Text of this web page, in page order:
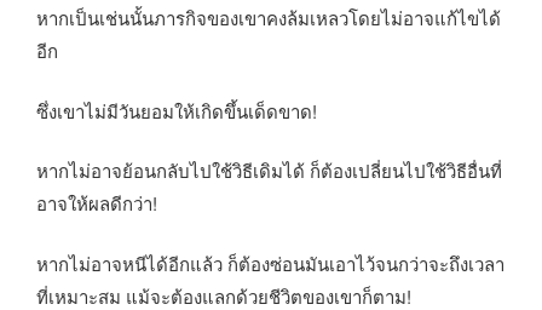
หากเป็นเช่นนั้นภารกิจของเขาคงล้มเหลวโดยไม่อาจแก้ไขได้
อีก
ซึ่งเขาไม่มีวันยอมให้เกิดขึ้นเด็ดขาด!
หากไม่อาจย้อนกลับไปใช้วิธีเดิมได้ ก็ต้องเปลี่ยนไปใช้วิธีอื่นที่
อาจให้ผลดีกว่า!
หากไม่อาจหนีได้อีกแล้ว ก็ต้องซ่อนมันเอาไว้จนกว่าจะถึงเวลา
ที่เหมาะสม แม้จะต้องแลกด้วยชีวิตของเขาก็ตาม!